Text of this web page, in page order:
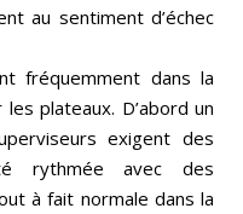
au sentiment d’échec
fréquemment dans la
plateaux. D’abord un
exigent des
rythmée avec des
à fait normale dans la